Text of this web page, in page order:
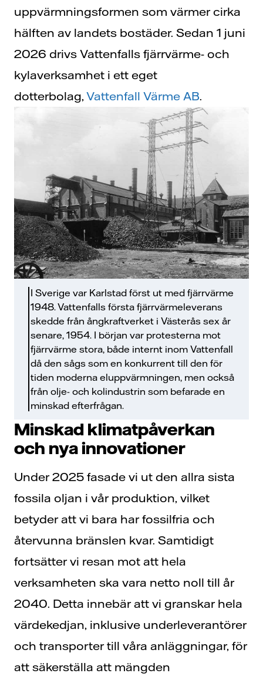
uppvärmningsformen som värmer cirka
hälften av landets bostäder. Sedan 1 juni
2026 drivs Vattenfalls fjärrvärme- och
kylaverksamhet i ett eget
dotterbolag,Vattenfall Värme AB.
I Sverige var Karlstad först ut med fjärrvärme
1948. Vattenfalls första fjärrvärmeleverans
skedde från ångkraftverket i Västerås sex år
senare, 1954. I början var protesterna mot
fjärrvärme stora, både internt inom Vattenfall
då den sågs som en konkurrent till den för
tiden moderna eluppvärmningen, men också
från olje- och kolindustrin som befarade en
minskad efterfrågan.
Minskad klimatpåverkan
och nya innovationer
Under 2025 fasade vi ut den allra sista
fossila oljan i vår produktion, vilket
betyder att vi bara har fossilfria och
återvunna bränslen kvar. Samtidigt
fortsätter vi resan mot att hela
verksamheten ska vara netto noll till år
2040. Detta innebär att vi granskar hela
värdekedjan, inklusive underleverantörer
och transporter till våra anläggningar, för
att säkerställa att mängden